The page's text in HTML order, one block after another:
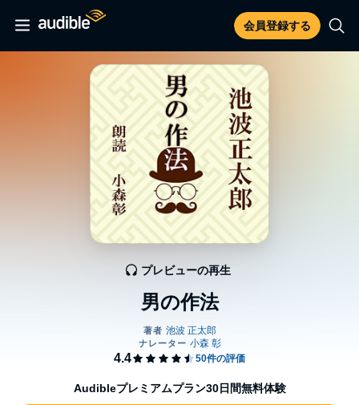
会員登録する
男の作法
プレビューの再生
Audibleプレミアムプラン30日間無料体験